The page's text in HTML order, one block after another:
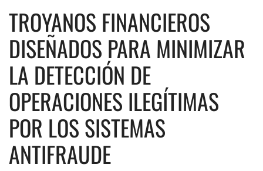
TROYANOS FINANCIEROS
DISEÑADOS PARA MINIMIZAR
LA DETECCIÓN DE
OPERACIONES ILEGÍTIMAS
POR LOS SISTEMAS
ANTIFRAUDE